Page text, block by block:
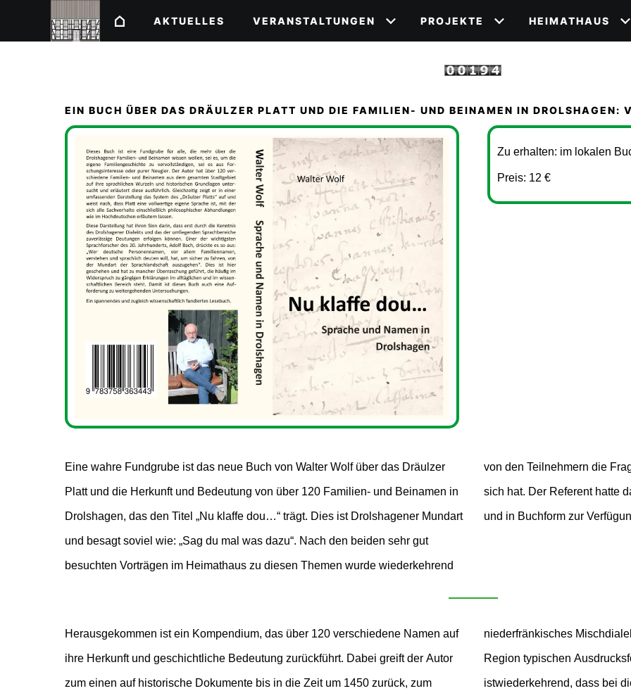
AKTUELLES VERANSTALTUNGEN PROJEKTE HEIMATHAUS
EIN BUCH ÜBER DAS DRÄULZER PLATT UND DIE FAMILIEN- UND BEINAMEN IN DROLSHAGEN:
Zu erhalten: im lokalen
Preis: 12 €
Eine wahre Fundgrube ist das neue Buch von Walter Wolf über das Dräulzer
Platt und die Herkunft und Bedeutung von über 120 Familien- und Beinamen in
Drolshagen, das den Titel „Nu klaffe dou…“ trägt. Dies ist Drolshagener Mundart
und besagt soviel wie: „Sag du mal was dazu“. Nach den beiden sehr gut
besuchten Vorträgen im Heimathaus zu diesen Themen wurde wiederkehrend
von den Teilnehmern die Frage gestellt, was es mit ihren eigenen Namen auf
sich hat. Der Referent hatte daher beschlossen, seine Recherchen zu erweitern
und in Buchform zur
Herausgekommen ist ein Kompendium, das über 120 verschiedene Namen auf
ihre Herkunft und geschichtliche Bedeutung zurückführt. Dabei greift der Autor
zum einen auf historische Dokumente bis in die Zeit um 1450 zurück, zum
niederfränkisches Mischdialekt. Mit dieser Grundlagesind gerade die für unsere
Region typischen Ausdrucksformen leichter zu verstehen. Von Vorteil
istwiederkehrend, dass bei dieser Untersuchung Kenntnisse zu den